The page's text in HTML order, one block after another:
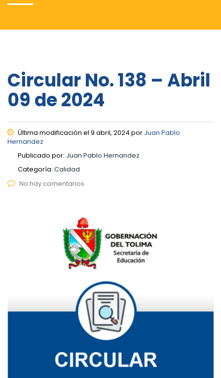
Circular No. 138 – Abril
09 de 2024
Última modificación el 9 abril, 2024 por Juan Pablo
Hernandez
Publicado por: Juan Pablo Hernandez
Categoría: Calidad
No hay comentarios